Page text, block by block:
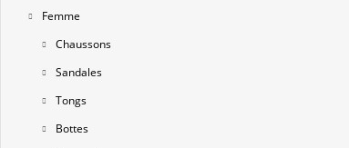
Femme
Chaussons
Sandales
Tongs
Bottes